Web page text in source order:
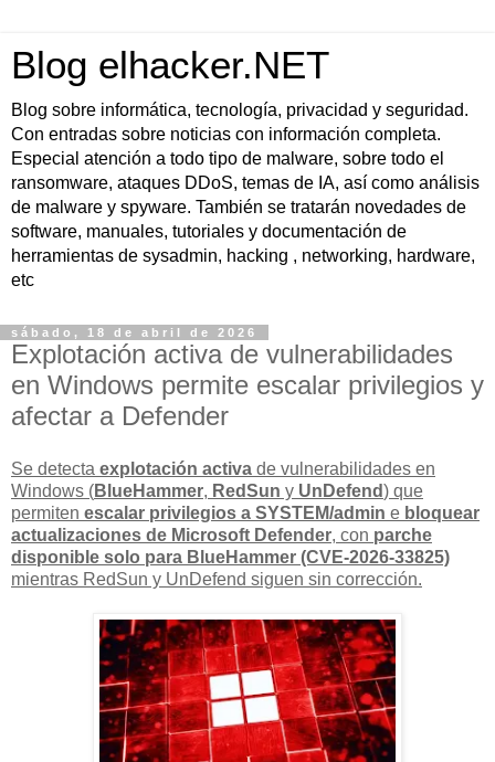
Blog elhacker.NET
Blog sobre informática, tecnología, privacidad y seguridad.
Con entradas sobre noticias con información completa.
Especial atención a todo tipo de malware, sobre todo el
ransomware, ataques DDoS, temas de IA, así como análisis
de malware y spyware. También se tratarán novedades de
software, manuales, tutoriales y documentación de
herramientas de sysadmin, hacking , networking, hardware,
etc
sábado, 18 de abril de 2026
Explotación activa de vulnerabilidades
en Windows permite escalar privilegios y
afectar a Defender
Se detecta explotación activa de vulnerabilidades en
Windows (BlueHammer, RedSun y UnDefend) que
permiten escalar privilegios a SYSTEM/admin e bloquear
actualizaciones de Microsoft Defender, con parche
disponible solo para BlueHammer (CVE-2026-33825)
mientras RedSun y UnDefend siguen sin corrección.